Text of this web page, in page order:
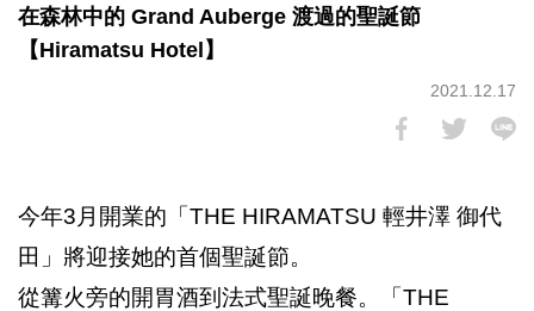
在森林中的 Grand Auberge 渡過的聖誕節
【Hiramatsu Hotel】
2021.12.17
今年3月開業的「THE HIRAMATSU 輕井澤 御代
田」將迎接她的首個聖誕節。
從篝火旁的開胃酒到法式聖誕晚餐。「THE